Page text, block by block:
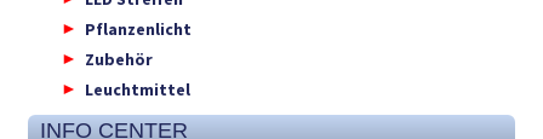
Pflanzenlicht
Zubehör
Leuchtmittel
INFO CENTER